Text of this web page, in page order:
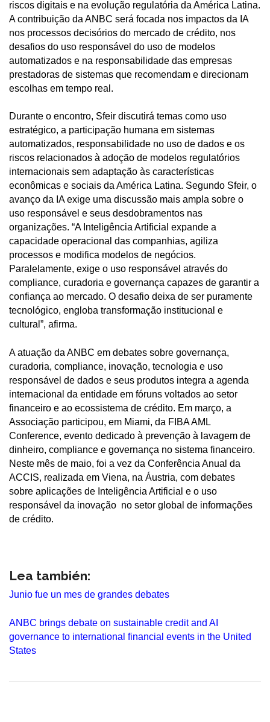
riscos digitais e na evolução regulatória da América Latina.
A contribuição da ANBC será focada nos impactos da IA
nos processos decisórios do mercado de crédito, nos
desafios do uso responsável do uso de modelos
automatizados e na responsabilidade das empresas
prestadoras de sistemas que recomendam e direcionam
escolhas em tempo real.
Durante o encontro, Sfeir discutirá temas como uso
estratégico, a participação humana em sistemas
automatizados, responsabilidade no uso de dados e os
riscos relacionados à adoção de modelos regulatórios
internacionais sem adaptação às características
econômicas e sociais da América Latina. Segundo Sfeir, o
avanço da IA exige uma discussão mais ampla sobre o
uso responsável e seus desdobramentos nas
organizações. “A Inteligência Artificial expande a
capacidade operacional das companhias, agiliza
processos e modifica modelos de negócios.
Paralelamente, exige o uso responsável através do
compliance, curadoria e governança capazes de garantir a
confiança ao mercado. O desafio deixa de ser puramente
tecnológico, engloba transformação institucional e
cultural”, afirma.
A atuação da ANBC em debates sobre governança,
curadoria, compliance, inovação, tecnologia e uso
responsável de dados e seus produtos integra a agenda
internacional da entidade em fóruns voltados ao setor
financeiro e ao ecossistema de crédito. Em março, a
Associação participou, em Miami, da FIBA AML
Conference, evento dedicado à prevenção à lavagem de
dinheiro, compliance e governança no sistema financeiro.
Neste mês de maio, foi a vez da Conferência Anual da
ACCIS, realizada em Viena, na Áustria, com debates
sobre aplicações de Inteligência Artificial e o uso
responsável da inovação no setor global de informações
de crédito.
Lea también:
Junio fue un mes de grandes debates
ANBC brings debate on sustainable credit and AI
governance to international financial events in the United
States